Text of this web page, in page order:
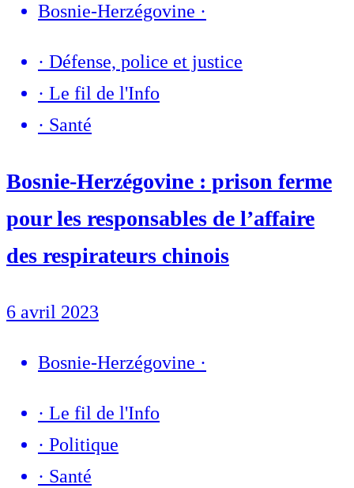
Bosnie-Herzégovine ·
· Défense, police et justice
· Le fil de l'Info
· Santé
Bosnie-Herzégovine : prison ferme
pour les responsables de l’affaire
des respirateurs chinois
6 avril 2023
Bosnie-Herzégovine ·
· Le fil de l'Info
· Politique
· Santé